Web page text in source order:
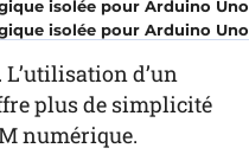
isolée pour Arduino Uno
d’un
plus de simplicité
numérique.